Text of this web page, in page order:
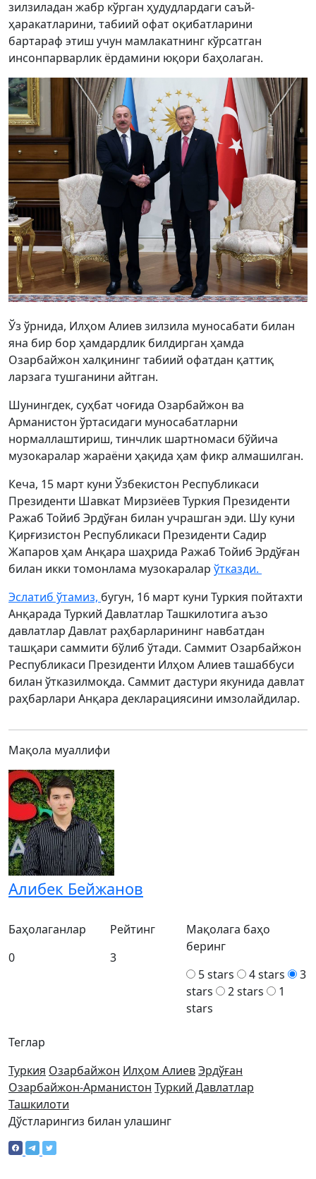
зилзиладан жабр кўрган ҳудудлардаги саъй-
ҳаракатларини, табиий офат оқибатларини
бартараф этиш учун мамлакатнинг кўрсатган
инсонпарварлик ёрдамини юқори баҳолаган.
Ўз ўрнида, Илҳом Алиев зилзила муносабати билан
яна бир бор ҳамдардлик билдирган ҳамда
Озарбайжон халқининг табиий офатдан қаттиқ
ларзага тушганини айтган.
Шунингдек, суҳбат чоғида Озарбайжон ва
Арманистон ўртасидаги муносабатларни
нормаллаштириш, тинчлик шартномаси бўйича
музокаралар жараёни ҳақида ҳам фикр алмашилган.
Кеча, 15 март куни Ўзбекистон Республикаси
Президенти Шавкат Мирзиёев Туркия Президенти
Ражаб Тойиб Эрдўған билан учрашган эди. Шу куни
Қирғизистон Республикаси Президенти Садир
Жапаров ҳам Анқара шаҳрида Ражаб Тойиб Эрдўған
билан икки томонлама музокаралар ўтказди.
Эслатиб ўтамиз, бугун, 16 март куни Туркия пойтахти
Анқарада Туркий Давлатлар Ташкилотига аъзо
давлатлар Давлат раҳбарларининг навбатдан
ташқари саммити бўлиб ўтади. Саммит Озарбайжон
Республикаси Президенти Илҳом Алиев ташаббуси
билан ўтказилмоқда. Саммит дастури якунида давлат
раҳбарлари Анқара декларациясини имзолайдилар.
Мақола муаллифи
Алибек Бейжанов
Теглар
Туркия Озарбайжон Илҳом АлиевЭрдўған
Озарбайжон-Арманистон Туркий Давлатлар
Ташкилоти
Баҳолаганлар
0
Рейтинг
3
Мақолага баҳо
беринг
5 stars
4 stars
3
stars
2 stars
1
stars
Дўстларингиз билан улашинг